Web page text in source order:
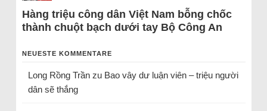
Hàng triệu công dân Việt Nam bỗng chốc
thành chuột bạch dưới tay Bộ Công An
NEUESTE KOMMENTARE
Long Rồng Trầnzu Bao vây dư luận viên – triệu người
dân sẽ thắng